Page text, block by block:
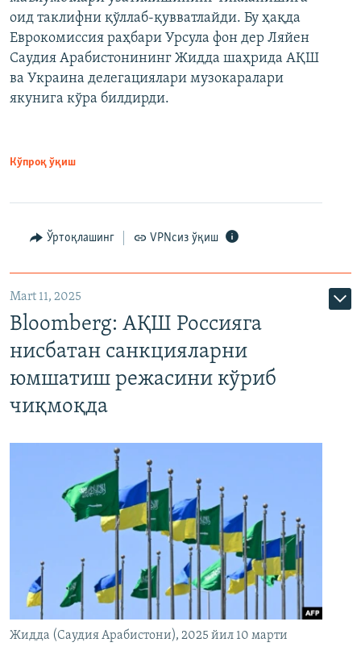
оид таклифни қўллаб-қувватлайди. Бу ҳақда
Еврокомиссия раҳбари Урсула фон дер Ляйен
Саудия Арабистонининг Жидда шаҳрида АҚШ
ва Украина делегациялари музокаралари
якунига кўра билдирди.
Кўпроқ ўқиш
Ўртоқлашинг VPNсиз ўқиш
Mart 11, 2025
Bloomberg: АҚШ Россияга
нисбатан санкцияларни
юмшатиш режасини кўриб
чиқмоқда
Жидда (Саудия Арабистони), 2025 йил 10 марти